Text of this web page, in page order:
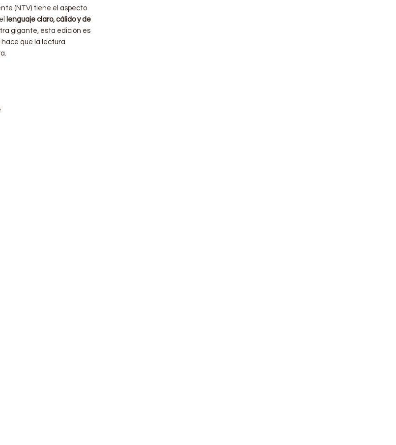
(NTV) tiene el aspecto
lenguaje claro, cálido y de
gigante, esta edición es
que la lectura